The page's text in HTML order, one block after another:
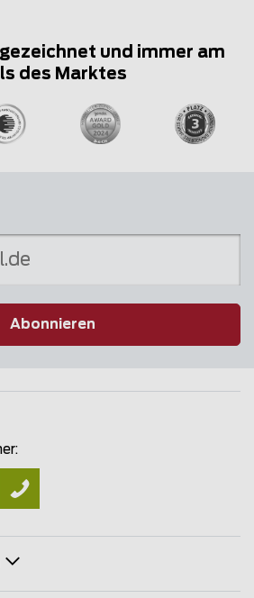
und immer am
des Marktes
Abonnieren